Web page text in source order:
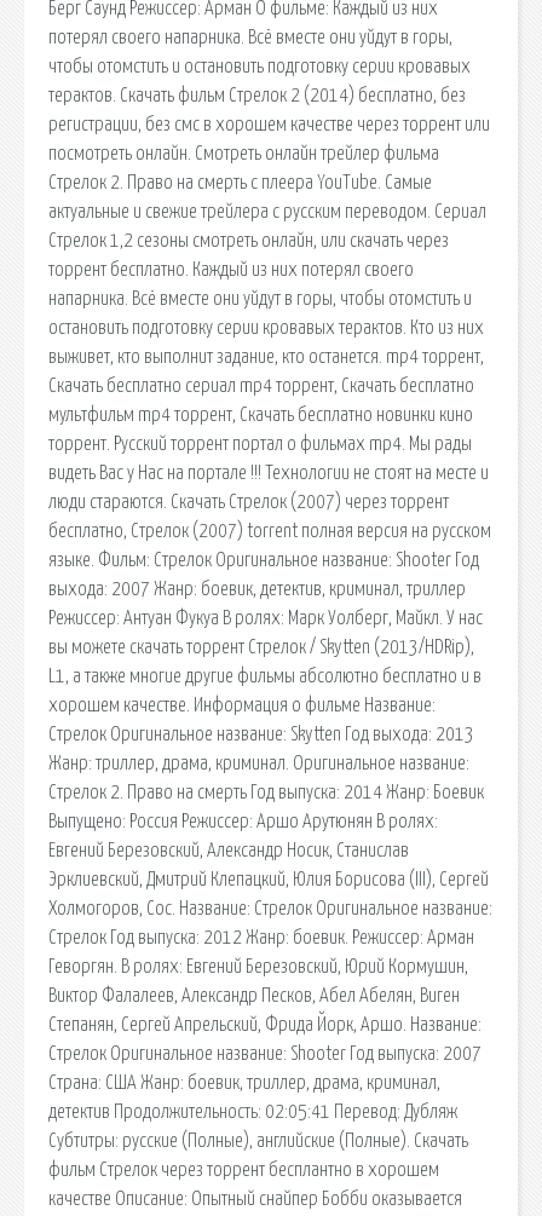
Берг Саунд Режиссер: Арман О фильме: Каждый из них
потерял своего напарника. Всё вместе они уйдут в горы,
чтобы отомстить и остановить подготовку серии кровавых
терактов. Скачать фильм Стрелок 2 (2014) бесплатно, без
регистрации, без смс в хорошем качестве через торрент или
посмотреть онлайн. Смотреть онлайн трейлер фильма
Стрелок 2. Право на смерть с плеера YouTube. Самые
актуальные и свежие трейлера с русским переводом. Сериал
Стрелок 1,2 сезоны смотреть онлайн, или скачать через
торрент бесплатно. Каждый из них потерял своего
напарника. Всё вместе они уйдут в горы, чтобы отомстить и
остановить подготовку серии кровавых терактов. Кто из них
выживет, кто выполнит задание, кто останется. mp4 торрент,
Скачать бесплатно сериал mp4 торрент, Скачать бесплатно
мультфильм mp4 торрент, Скачать бесплатно новинки кино
торрент. Русский торрент портал о фильмах mp4. Мы рады
видеть Вас у Нас на портале !!! Технологии не стоят на месте и
люди стараются. Скачать Cтрелок (2007) через торрент
бесплатно, Cтрелок (2007) torrent полная версия на русском
языке. Фильм: Стрелок Оригинальное название: Shooter Год
выхода: 2007 Жанр: боевик, детектив, криминал, триллер
Режиссер: Антуан Фукуа В ролях: Марк Уолберг, Майкл. У нас
вы можете скачать торрент Стрелок / Skytten (2013/HDRip),
L1, а также многие другие фильмы абсолютно бесплатно и в
хорошем качестве. Информация о фильме Название:
Стрелок Оригинальное название: Skytten Год выхода: 2013
Жанр: триллер, драма, криминал. Оригинальное название:
Стрелок 2. Право на смерть Год выпуска: 2014 Жанр: Боевик
Выпущено: Россия Режиссер: Аршо Арутюнян В ролях:
Евгений Березовский, Александр Носик, Станислав
Эрклиевский, Дмитрий Клепацкий, Юлия Борисова (III), Сергей
Холмогоров, Сос. Название: Стрелок Оригинальное название:
Стрелок Год выпуска: 2012 Жанр: боевик. Режиссер: Арман
Геворгян. В ролях: Евгений Березовский, Юрий Кормушин,
Виктор Фалалеев, Александр Песков, Абел Абелян, Виген
Степанян, Сергей Апрельский, Фрида Йорк, Аршо. Название:
Стрелок Оригинальное название: Shooter Год выпуска: 2007
Страна: США Жанр: боевик, триллер, драма, криминал,
детектив Продолжительность: 02:05:41 Перевод: Дубляж
Субтитры: русские (Полные), английские (Полные). Скачать
фильм Стрелок через торрент бесплантно в хорошем
качестве Описание: Опытный снайпер Бобби оказывается